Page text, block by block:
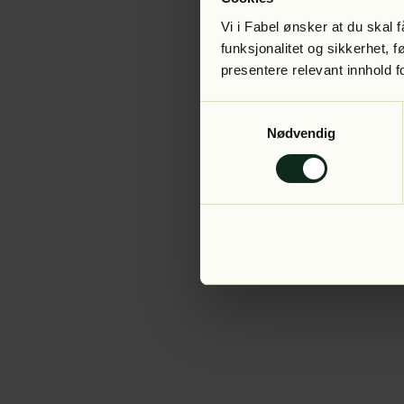
Vi i Fabel ønsker at du skal
funksjonalitet og sikkerhet,
presentere relevant innhold
Nødvendig
Application